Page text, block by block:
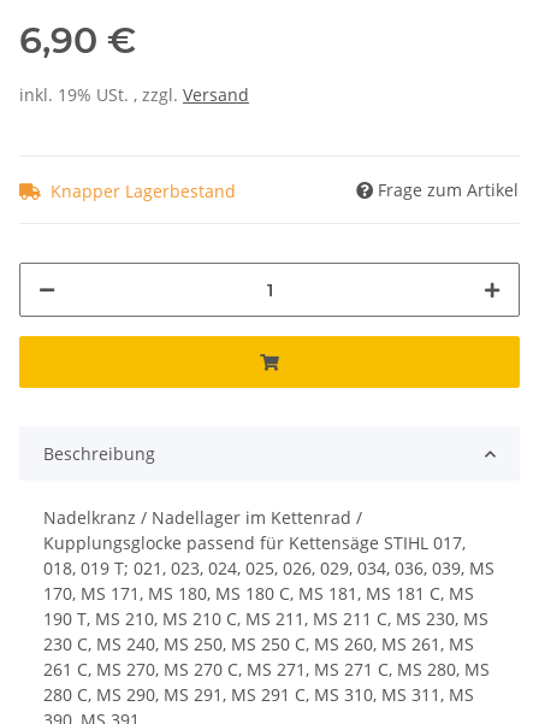
6,90 €
inkl. 19% USt. , zzgl. Versand
Knapper Lagerbestand Frage zum Artikel
Beschreibung
Nadelkranz / Nadellager im Kettenrad /
Kupplungsglocke passend für Kettensäge STIHL 017,
018, 019 T; 021, 023, 024, 025, 026, 029, 034, 036, 039, MS
170, MS 171, MS 180, MS 180 C, MS 181, MS 181 C, MS
190 T, MS 210, MS 210 C, MS 211, MS 211 C, MS 230, MS
230 C, MS 240, MS 250, MS 250 C, MS 260, MS 261, MS
261 C, MS 270, MS 270 C, MS 271, MS 271 C, MS 280, MS
280 C, MS 290, MS 291, MS 291 C, MS 310, MS 311, MS